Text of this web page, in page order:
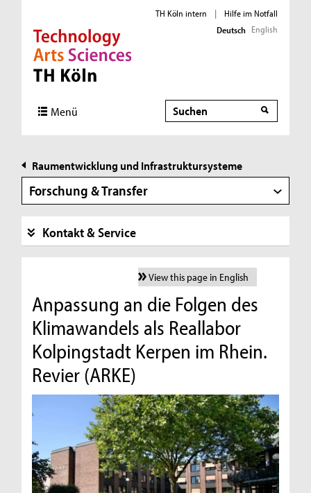
Direkt zur Hauptnavigation
Direkt zur Subnavigation
Direkt zum Inhalt
Direkt zum Fußbereich
TH Köln intern |
Hilfe im Notfall
Deutsch English
Menü Suche
Suche
Raumentwicklung und Infrastruktursysteme
Forschung & Transfer
Kontakt & Service
View this page in English
Anpassung an die Folgen des
Klimawandels als Reallabor
Kolpingstadt Kerpen im Rhein.
Revier (ARKE)